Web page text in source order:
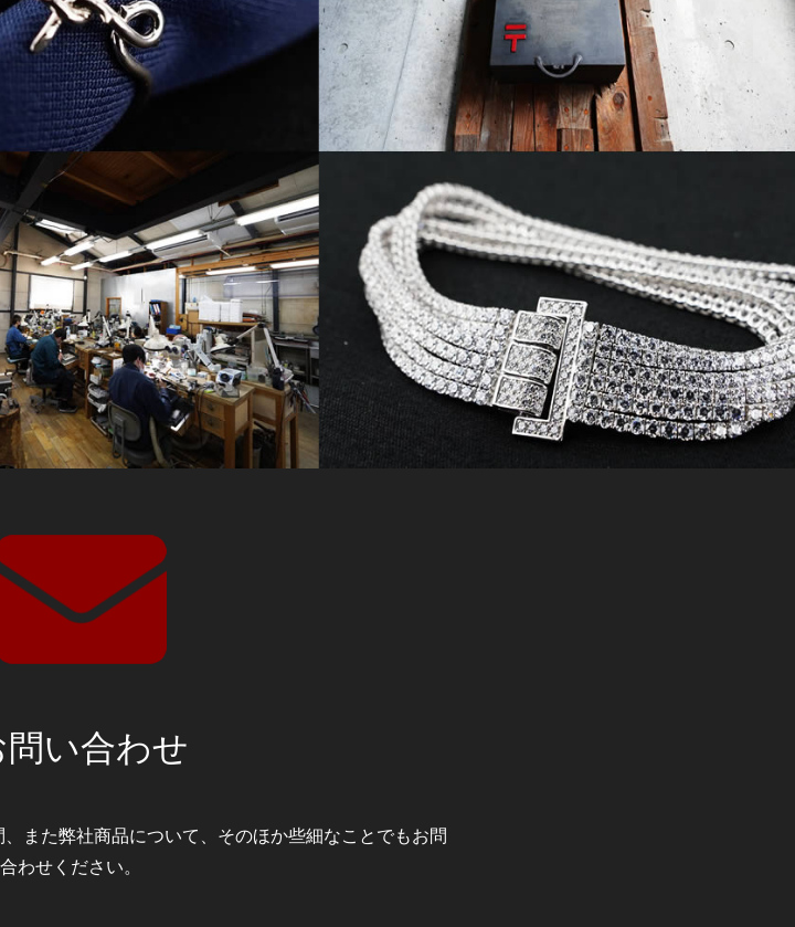
問い合わせ
また弊社商品について、そのほか些細なことでもお問
わせください。